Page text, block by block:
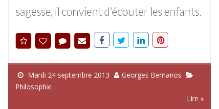
sagesse, il convient d'écouter les enfants.
Mardi 24 septembre 2013
Georges Bernanos
Philosophie
Lire »